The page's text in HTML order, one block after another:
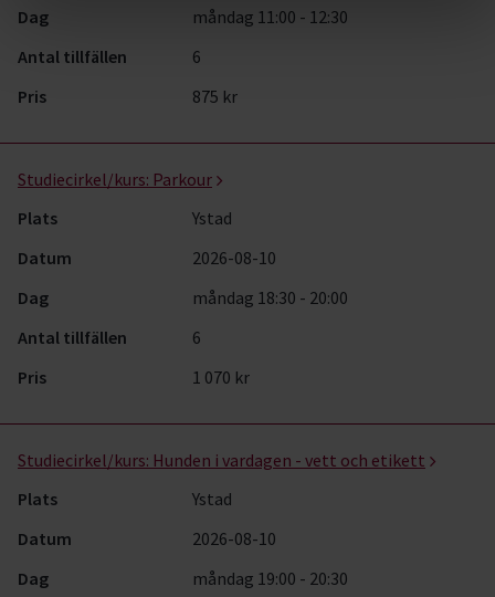
Dag
måndag 11:00 - 12:30
Antal tillfällen
6
Pris
875 kr
Studiecirkel/kurs: Parkour
Plats
Ystad
Datum
2026-08-10
Dag
måndag 18:30 - 20:00
Antal tillfällen
6
Pris
1 070 kr
Studiecirkel/kurs: Hunden i vardagen - vett och etikett
Plats
Ystad
Datum
2026-08-10
Dag
måndag 19:00 - 20:30